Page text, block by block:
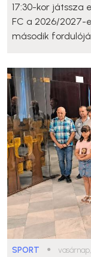
17:30-kor játssza
FC a 2026/2027-
második
SPORT ●